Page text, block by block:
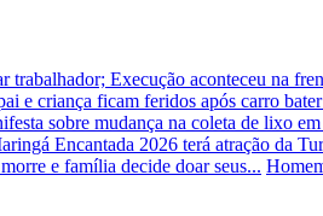
Execução aconteceu na
e criança ficam feridos após carro
sobre mudança na coleta de lixo
Encantada 2026 terá atração da
e família decide doar seus...